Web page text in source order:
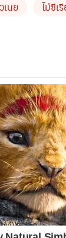
เนย
ไม่ซีเ